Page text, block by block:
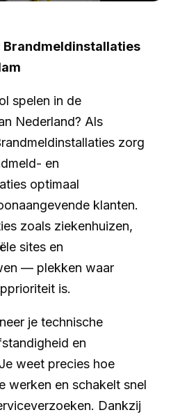
spelen in de
Nederland? Als
zorg
en
optimaal
klanten.
zoals ziekenhuizen,
sites en
— plekken waar
is.
je technische
en
weet precies hoe
werken en schakelt snel
Dankzij